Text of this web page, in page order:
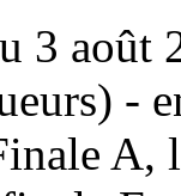
3 août
-
A,